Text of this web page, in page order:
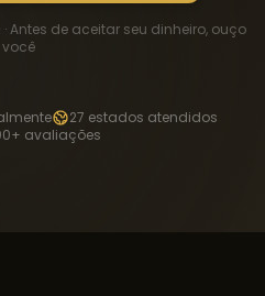
Antes de aceitar seu dinheiro, ouço
você
27 estados atendidos
avaliações